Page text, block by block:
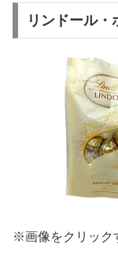
リンドール
※画像をクリック